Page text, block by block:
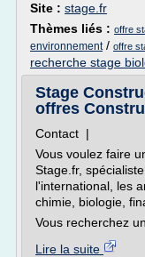
Site : stage.fr
Thèmes liés : offre
environnement/ offre
recherche stage
Stage
offres
Contact |
Vous voulez faire
Stage.fr,
l'international, les
chimie, biologie,
Vous recherchez
Lire la suite